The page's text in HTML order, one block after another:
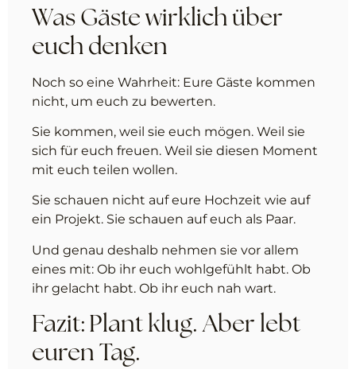
Was Gäste wirklich über
euch denken
Noch so eine Wahrheit: Eure Gäste kommen
nicht, um euch zu bewerten.
Sie kommen, weil sie euch mögen. Weil sie
sich für euch freuen. Weil sie diesen Moment
mit euch teilen wollen.
Sie schauen nicht auf eure Hochzeit wie auf
ein Projekt. Sie schauen auf euch als Paar.
Und genau deshalb nehmen sie vor allem
eines mit: Ob ihr euch wohlgefühlt habt. Ob
ihr gelacht habt. Ob ihr euch nah wart.
Fazit: Plant klug. Aber lebt
euren Tag.